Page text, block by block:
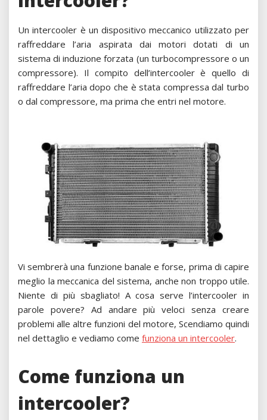
Un intercooler è un dispositivo meccanico utilizzato per
raffreddare l’aria aspirata dai motori dotati di un
sistema di induzione forzata (un turbocompressore o un
compressore). Il compito dell’intercooler è quello di
raffreddare l’aria dopo che è stata compressa dal turbo
o dal compressore, ma prima che entri nel motore.
Vi sembrerà una funzione banale e forse, prima di capire
meglio la meccanica del sistema, anche non troppo utile.
Niente di più sbagliato! A cosa serve l’intercooler in
parole povere? Ad andare più veloci senza creare
problemi alle altre funzioni del motore, Scendiamo quindi
nel dettaglio e vediamo come funziona un intercooler.
Come funziona un
intercooler?